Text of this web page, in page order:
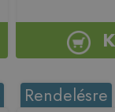
Rendelésre